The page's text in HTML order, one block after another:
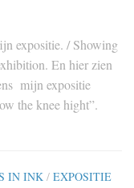
expositie. / Showing
En hier zien
mijn expositie
the knee hight”.
IN INK / EXPOSITIE